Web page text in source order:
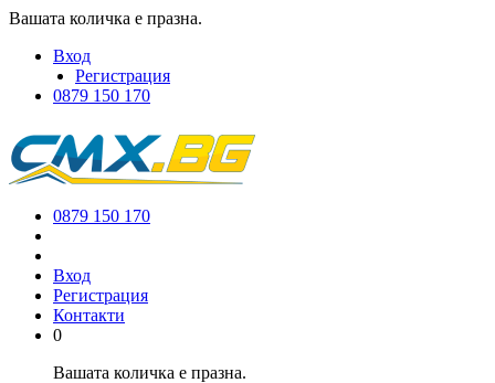
Вашата количка е празна.
Вход
Регистрация
0879 150 170
0879 150 170
Вход
Регистрация
Контакти
0
Вашата количка е празна.